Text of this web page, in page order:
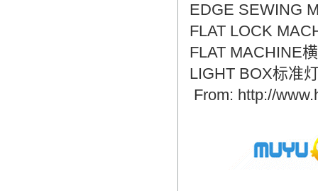
EDGE SEWING
FLAT LOCK
FLAT MACHINE
LIGHT BOX标准
From: http://